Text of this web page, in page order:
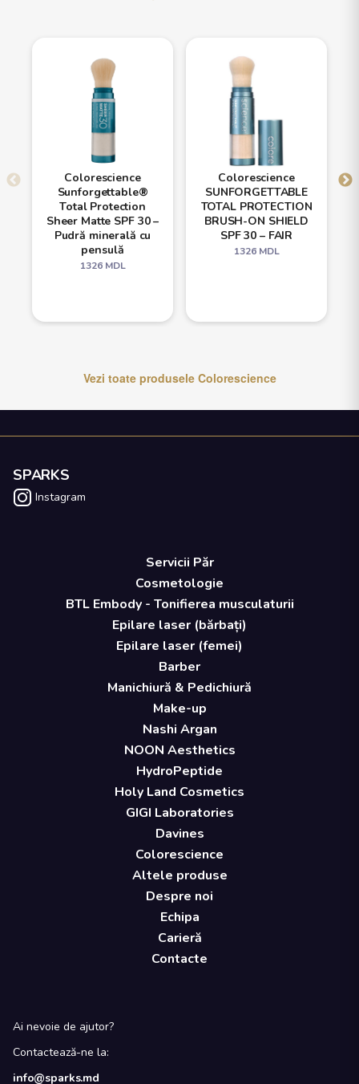
Colorescience
Sunforgettable®
Total Protection
Sheer Matte SPF 30 –
Pudră minerală cu
pensulă
1326MDL
Colorescience
SUNFORGETTABLE
TOTAL PROTECTION
BRUSH-ON SHIELD
SPF 30 – FAIR
1326MDL
Vezi toate produsele Colorescience
SPARKS
Instagram
Servicii Păr
Cosmetologie
BTL Embody - Tonifierea musculaturii
Epilare laser (bărbați)
Epilare laser (femei)
Barber
Manichiură & Pedichiură
Make-up
Nashi Argan
NOON Aesthetics
HydroPeptide
Holy Land Cosmetics
GIGI Laboratories
Davines
Colorescience
Altele produse
Despre noi
Echipa
Carieră
Contacte
Ai nevoie de ajutor?
Contactează-ne la:
info@sparks.md